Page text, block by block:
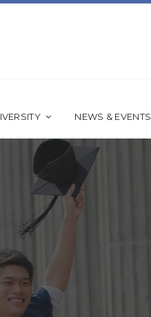
NEWS & EVENTS